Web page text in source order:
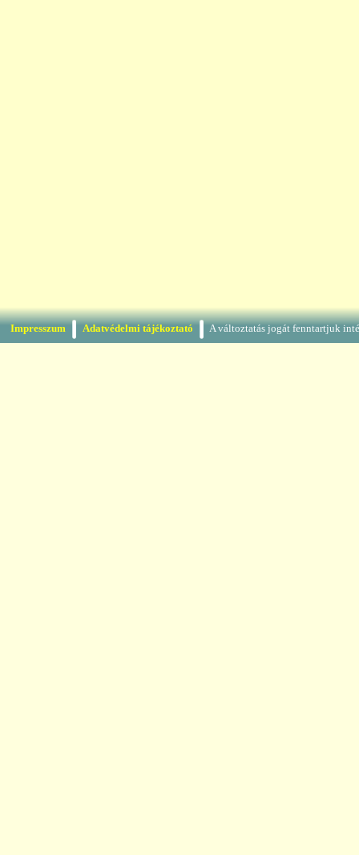
Impresszum Adatvédelmi tájékoztató A változtatás jogát fenntartjuk